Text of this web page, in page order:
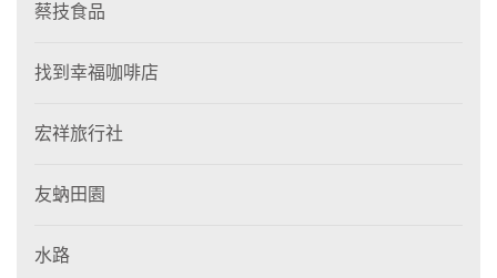
蔡技食品
找到幸福咖啡店
宏祥旅行社
友蚋田園
水路